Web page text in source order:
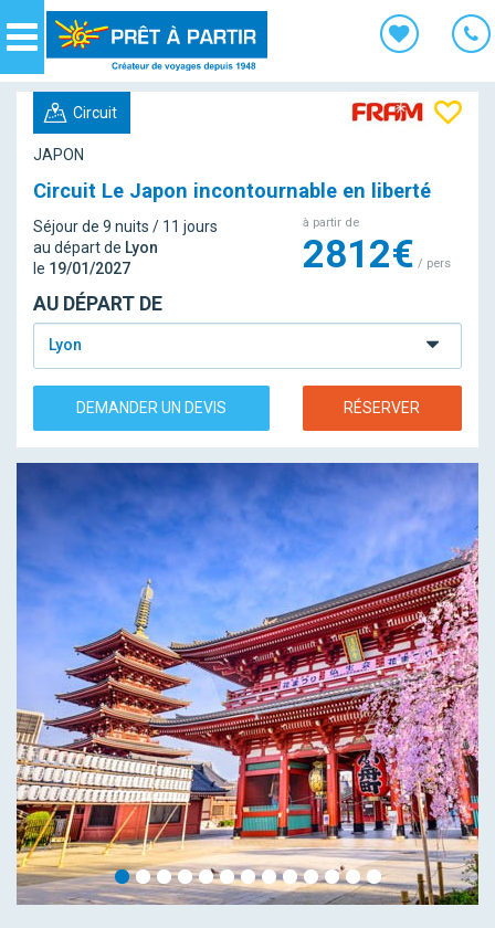
Navigation
Circuit
JAPON
Circuit Le Japon incontournable en liberté
Séjour de 9 nuits / 11 jours
au départ de Lyon
le 19/01/2027
à partir de
2812€ / pers
AU DÉPART DE
Lyon
DEMANDER UN DEVIS RÉSERVER
Panneau de gestion des cookies